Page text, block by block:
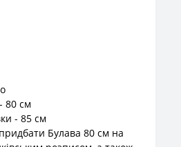
80 см
- 85 см
Булава 80 см на